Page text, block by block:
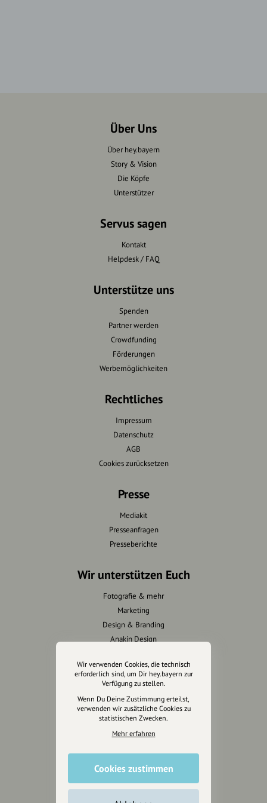
Über Uns
Über hey.bayern
Story & Vision
Die Köpfe
Unterstützer
Servus sagen
Kontakt
Helpdesk / FAQ
Unterstütze uns
Spenden
Partner werden
Crowdfunding
Förderungen
Werbemöglichkeiten
Rechtliches
Impressum
Datenschutz
AGB
Cookies zurücksetzen
Presse
Mediakit
Presseanfragen
Presseberichte
Wir unterstützen Euch
Fotografie & mehr
Marketing
Design & Branding
Anakin Design
Unterstütze
unsere Plattform
hey.bayern ist ein Projekt von
für alle, die uns besuchen
wollen.
Wir verwenden Cookies, die technisch
erforderlich sind, um Dir hey.bayern zur
Verfügung zu stellen.
Wenn Du Deine Zustimmung erteilst,
verwenden wir zusätzliche Cookies zu
statistischen Zwecken.
Mehr erfahren
Cookies zustimmen